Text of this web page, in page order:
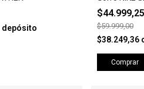
depósito
$44.999,25
$59.999,00
$38.249,36
Comprar